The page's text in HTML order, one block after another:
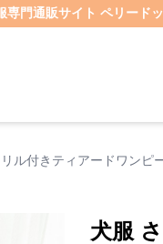
専門通販サイト ペリード
ル付きティアードワンピ
犬服